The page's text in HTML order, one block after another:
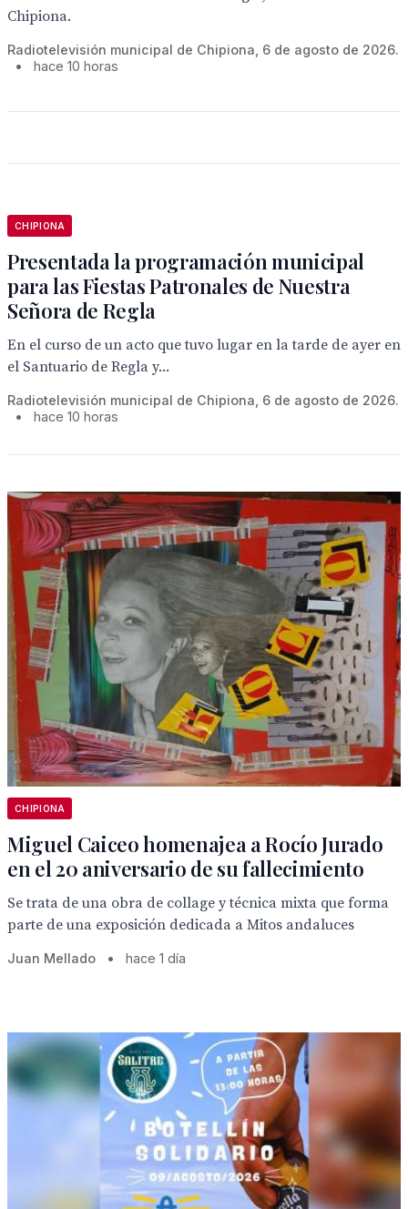
Chipiona.
Radiotelevisión municipal de Chipiona, 6 de agosto de 2026.
•
hace 10 horas
CHIPIONA
Presentada la programación municipal
para las Fiestas Patronales de Nuestra
Señora de Regla
En el curso de un acto que tuvo lugar en la tarde de ayer en
el Santuario de Regla y...
Radiotelevisión municipal de Chipiona, 6 de agosto de 2026.
•
hace 10 horas
CHIPIONA
Miguel Caiceo homenajea a Rocío Jurado
en el 20 aniversario de su fallecimiento
Se trata de una obra de collage y técnica mixta que forma
parte de una exposición dedicada a Mitos andaluces
Juan Mellado • hace 1 día